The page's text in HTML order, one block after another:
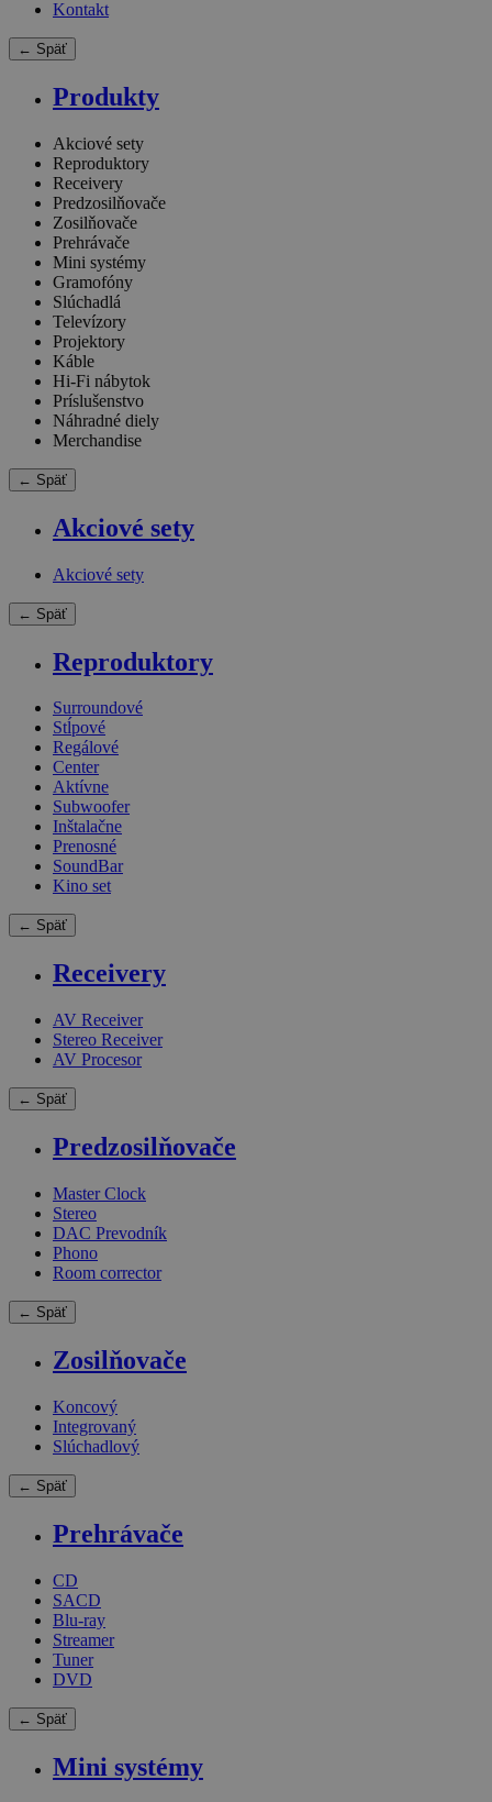
Kontakt
← Späť
Produkty
Akciové sety
Reproduktory
Receivery
Predzosilňovače
Zosilňovače
Prehrávače
Mini systémy
Gramofóny
Slúchadlá
Televízory
Projektory
Káble
Hi-Fi nábytok
Príslušenstvo
Náhradné diely
Merchandise
← Späť
Akciové sety
Akciové sety
← Späť
Reproduktory
Surroundové
Stĺpové
Regálové
Center
Aktívne
Subwoofer
Inštalačne
Prenosné
SoundBar
Kino set
← Späť
Receivery
AV Receiver
Stereo Receiver
AV Procesor
← Späť
Predzosilňovače
Master Clock
Stereo
DAC Prevodník
Phono
Room corrector
← Späť
Zosilňovače
Koncový
Integrovaný
Slúchadlový
← Späť
Prehrávače
CD
SACD
Blu-ray
Streamer
Tuner
DVD
← Späť
Mini systémy